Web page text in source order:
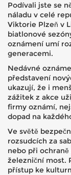
Podívali jste se
náladu v celé
Viktorie Plzeň v
biatlonové
oznámení umí
generacemi.
Nedávné
představení
ukazují, že i
zážitek z akce
firmy oznámí,
dopad na
Ve světě
rozsudcích za
nebo při
železniční most.
přístup ke